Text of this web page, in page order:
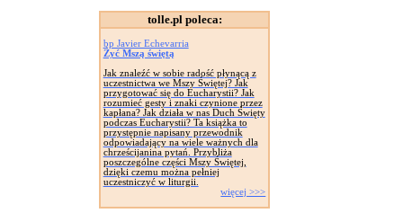
tolle.pl poleca:
bp Javier Echevarria
Żyć Mszą świętą
Jak znaleźć w sobie radość płynącą z
uczestnictwa we Mszy Świętej? Jak
przygotować się do Eucharystii? Jak
rozumieć gesty i znaki czynione przez
kapłana? Jak działa w nas Duch Święty
podczas Eucharystii? Ta książka to
przystępnie napisany przewodnik
odpowiadający na wiele ważnych dla
chrześcijanina pytań. Przybliża
poszczególne części Mszy Świętej,
dzięki czemu można pełniej
uczestniczyć w liturgii.
więcej >>>